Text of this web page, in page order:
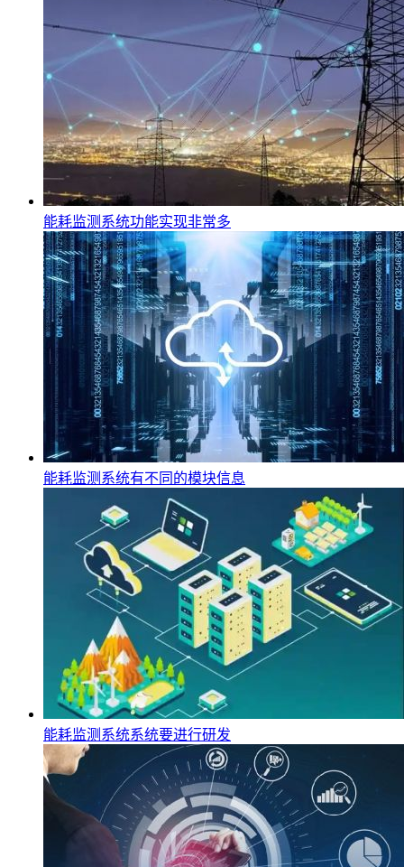
能耗监测系统功能实现非常多
能耗监测系统有不同的模块信息
能耗监测系统系统要进行研发